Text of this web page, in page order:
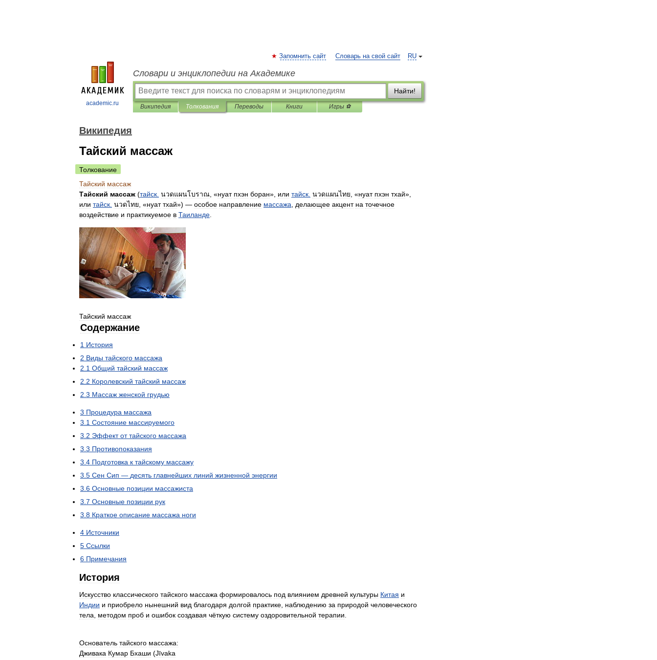
academic.ru
RU
Запомнить сайт Словарь на свой сайт
Словари и энциклопедии на Академике
Найти!
Википедия Толкования Переводы Книги Игры ⚽
Википедия
Тайский массаж
Толкование
Тайский массаж
Тайский массаж (тайск นวดแผนโบราณ , «нуат пхэн боран», или тайск นวดแผนไทย , «нуат пхэн тхай»,
или тайск นวดไทย , «нуат тхай») — особое направление массажа делающее акцент на точечное
воздействие и практикуемое в Таиланде
Тайский массаж
Содержание
1 История
2 Виды тайского массажа
2.1 Общий тайский массаж
2.2 Королевский тайский массаж
2.3 Массаж женской грудью
3 Процедура массажа
3.1 Состояние массируемого
3.2 Эффект от тайского массажа
3.3 Противопоказания
3.4 Подготовка к тайскому массажу
3.5 Сен Сип — десять главнейших линий жизненной энергии
3.6 Основные позиции массажиста
3.7 Основные позиции рук
3.8 Краткое описание массажа ноги
4 Источники
5 Ссылки
6 Примечания
История
Искусство классического тайского массажа формировалось под влиянием древней культуры Китая и
Индии и приобрело нынешний вид благодаря долгой практике, наблюдению за природой человеческого
тела, методом проб и ошибок создавая чёткую систему оздоровительной терапии.
Основатель тайского массажа:
Дживака Кумар Бхаши (Jīvaka